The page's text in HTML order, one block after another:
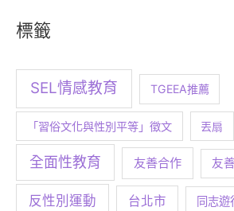
標籤
SEL情感教育 TGEEA推薦
「習俗文化與性別平等」徵文 丟扇
全面性教育 友善合作 友
反性別運動 台北市 同志遊